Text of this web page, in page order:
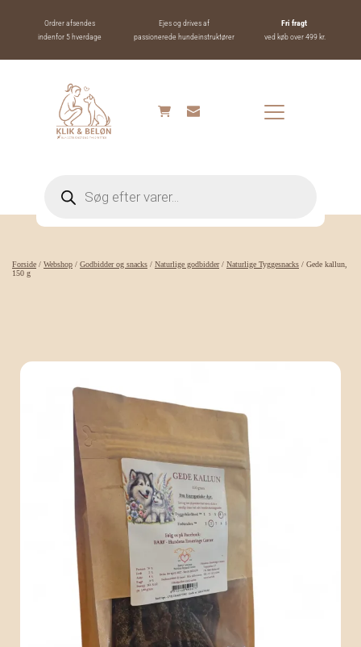
Ordrer afsendes
indenfor 5 hverdage
Ejes og drives af
passionerede hundeinstruktører
Fri fragt
ved køb over 499 kr.
search
Forside / Webshop / Godbidder og snacks / Naturlige godbidder/ Naturlige Tyggesnacks / Gede kallun,
150 g